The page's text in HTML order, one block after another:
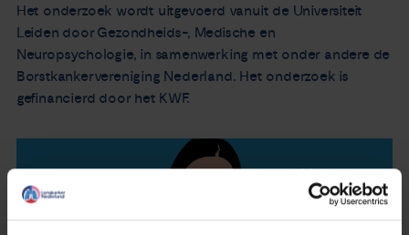
Het onderzoek wordt uitgevoerd vanuit de Universiteit
Leiden door Gezondheids-, Medische en
Neuropsychologie, in samenwerking met onder andere de
Borstkankervereniging Nederland. Het onderzoek is
gefinancierd door het KWF.